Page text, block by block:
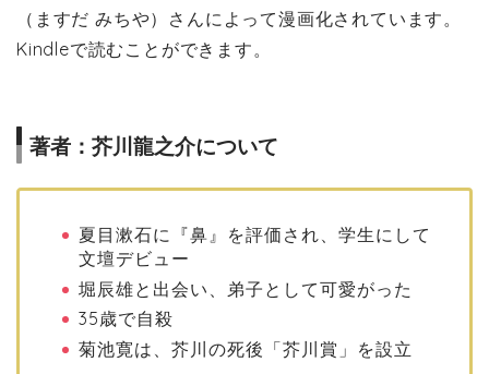
（ますだ みちや）さんによって漫画化されています。
Kindleで読むことができます。
著者：芥川龍之介について
夏目漱石に『鼻』を評価され、学生にして
文壇デビュー
堀辰雄と出会い、弟子として可愛がった
35歳で自殺
菊池寛は、芥川の死後「芥川賞」を設立